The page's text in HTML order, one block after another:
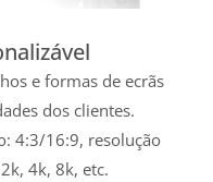
e formas de ecrãs
dos clientes.
4:3/16:9, resolução
4k, 8k, etc.